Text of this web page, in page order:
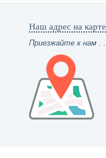
Наш адрес на карте
Приезжайте к нам .